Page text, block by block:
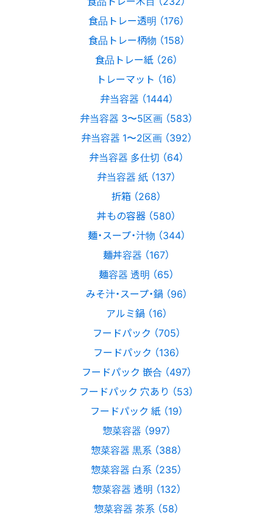
食品トレー透明 （176）
食品トレー柄物 （158）
食品トレー紙 （26）
トレーマット （16）
弁当容器 （1444）
弁当容器 3〜5区画 （583）
弁当容器 1〜2区画 （392）
弁当容器 多仕切 （64）
弁当容器 紙 （137）
折箱 （268）
丼もの容器 （580）
麺・スープ・汁物 （344）
麺丼容器 （167）
麺容器 透明 （65）
みそ汁・スープ・鍋 （96）
アルミ鍋 （16）
フードパック （705）
フードパック （136）
フードパック 嵌合 （497）
フードパック 穴あり （53）
フードパック 紙 （19）
惣菜容器 （997）
惣菜容器 黒系 （388）
惣菜容器 白系 （235）
惣菜容器 透明 （132）
惣菜容器 茶系 （58）